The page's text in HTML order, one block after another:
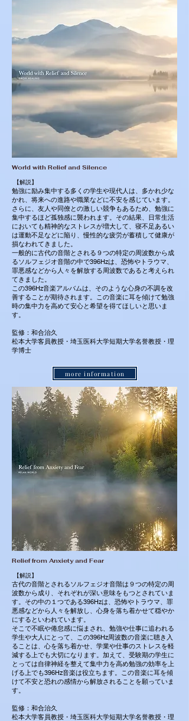
World with Relief and Silence
【解説】
勉強に励み集中する多くの学生や現代人は、多かれ少な
かれ、将来への進路や職業などに不安を感じています。
さらに、友人や同僚との激しい競争もあるため、勉強に
集中するほど孤独感に襲われます。その結果、日常生活
においても精神的なストレスが増大して、寝不足あるい
は運動不足などに陥り、慢性的な疲労が蓄積して健康が
損なわれてきました。
一般的に古代の音階とされる９つの特定の周波数から成
るソルフェジオ音階の中で396Hzは、恐怖やトラウマ、
罪悪感などから人々を解放する周波数であると考えられ
てきました。
この396Hz音楽アルバムは、そのような心身の不調を改
善することが期待されます。この音楽に耳を傾けて勉強
時の集中力を高めて安心と希望を得てほしいと思いま
す。
監修：和合治久
松本大学客員教授・埼玉医科大学短期大学名誉教授・理
学博士
more information
Relief from Anxiety and Fear
【解説】
古代の音階とされるソルフェジオ音階は９つの特定の周
波数から成り、それぞれが深い意味をもつとされていま
す。その中の１つである396Hzは、恐怖やトラウマ、罪
悪感などから人々を解放し、心身を落ち着かせて穏やか
にするといわれています。
そこで不眠や倦怠感に悩まされ、勉強や仕事に追われる
学生や大人にとって、この396Hz周波数の音楽に聴き入
ることは、心を落ち着かせ、学業や仕事のストレスを軽
減する上でも大切になります。加えて、受験期の学生に
とっては自律神経を整えて集中力を高め勉強の効率を上
げる上でも396Hz音楽は役立ちます。この音楽に耳を傾
けて不安と恐れの感情から解放されることを願っていま
す。
監修：和合治久
松本大学客員教授・埼玉医科大学短期大学名誉教授・理